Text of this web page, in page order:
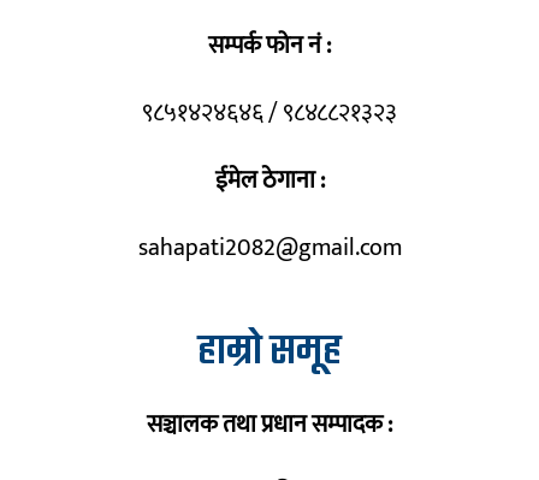
सम्पर्क फोन नं :
९८५१४२४६४६ / ९८४८८२१३२३
ईमेल ठेगाना :
sahapati2082@gmail.com
हाम्रो समूह
सञ्चालक तथा प्रधान सम्पादक :